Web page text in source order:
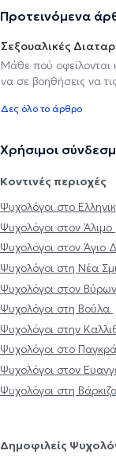
Προτεινόμενα
Σεξουαλικές
Μάθε πού οφείλονται
να σε βοηθήσεις να
Δες όλο το άρθρο
Χρήσιμοι
Κοντινές περιοχές
Ψυχολόγοι στο
Ψυχολόγοι στον Άλιμο
Ψυχολόγοι στον Άγιο
Ψυχολόγοι στη Νέα
Ψυχολόγοι στον
Ψυχολόγοι στη Βούλα
Ψυχολόγοι στην
Ψυχολόγοι στο
Ψυχολόγοι στον
Ψυχολόγοι στη
Δημοφιλείς